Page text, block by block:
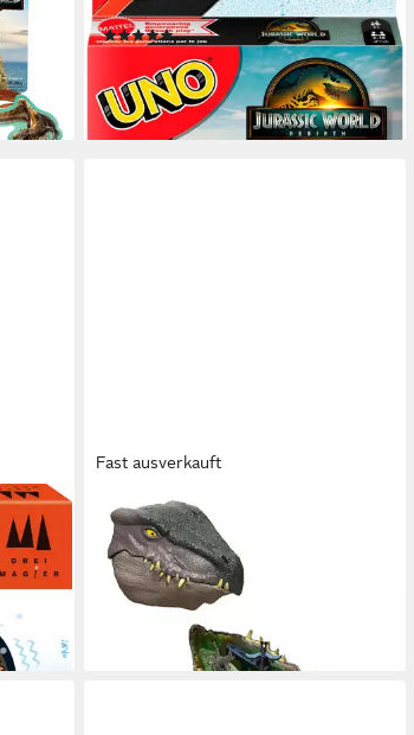
Familienspiel
(3)
ab 10,34 € UVP 12,99 €
-20%
lieferbar - in 1-2 Werktagen bei dir
Fast ausverkauft
MATTEL®
Actionfigur Jurassic World Micro
Compact - Species #1
ab 19,93 € UVP24,99 €
lieferbar - in 1-2 Werktagen bei dir